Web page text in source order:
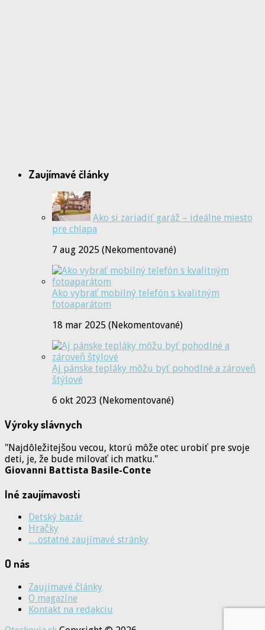
Zaujímavé články
Ako si zariadiť garáž – ideálne miesto
pre chlapa
7 aug 2025 (Nekomentované)
Ako vybrať mobilný telefón s kvalitným
fotoaparátom
18 mar 2025 (Nekomentované)
Aj pánske tepláky môžu byť pohodlné a zároveň
štýlové
6 okt 2023 (Nekomentované)
Výroky slávnych
"Najdôležitejšou vecou, ktorú môže otec urobiť pre svoje
deti, je, že bude milovať ich matku."
Giovanni Battista Basile-Conte
Iné zaujímavosti
Detský bazár
Hračky
…ostatné zaujímavé stránky
O nás
Zaujímavé články
O magazíne
Kontakt na redakciu